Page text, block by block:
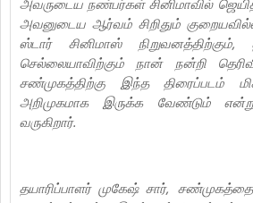
அவனுடைய ஆர்வம் சிறிதும்
ஸ்டார் சினிமாஸ் நிறுவனத்திற்கும்,
செல்லையாவிற்கும் நான் நன்றி
சண்முகத்திற்கு இந்த திரைப்படம்
அறிமுகமாக இருக்க வேண்டும்
வருகிறார்.
தயாரிப்பாளர் முகேஷ் சார்,